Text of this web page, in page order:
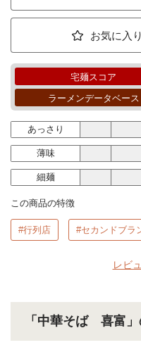
お気に入
宅麺スコア
ラーメンデータベース
あっさり
薄味
細麺
この商品の特徴
#行列店 #セカンドブラ
レビ
「中華そば 喜富」